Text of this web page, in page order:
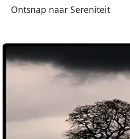
Ontsnap naar Sereniteit